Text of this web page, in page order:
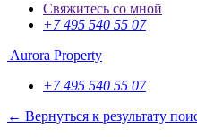
Свяжитесь со мной
+7 495 540 55 07
Aurora Property
+7 495 540 55 07
← Вернуться к результату